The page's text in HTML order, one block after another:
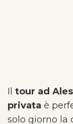
Il tour ad
privata è
solo giorno la